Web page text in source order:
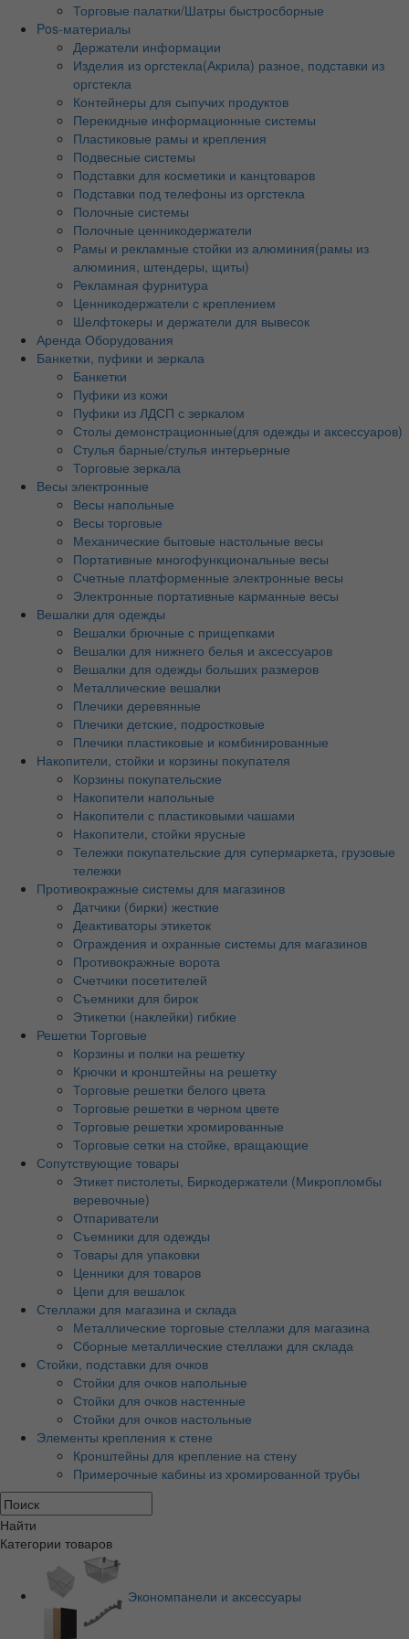
Торговые палатки/Шатры быстросборные
Pos-материалы
Держатели информации
Изделия из оргстекла(Акрила) разное, подставки из
оргстекла
Контейнеры для сыпучих продуктов
Перекидные информационные системы
Пластиковые рамы и крепления
Подвесные системы
Подставки для косметики и канцтоваров
Подставки под телефоны из оргстекла
Полочные системы
Полочные ценникодержатели
Рамы и рекламные стойки из алюминия(рамы из
алюминия, штендеры, щиты)
Рекламная фурнитура
Ценникодержатели с креплением
Шелфтокеры и держатели для вывесок
Аренда Оборудования
Банкетки, пуфики и зеркала
Банкетки
Пуфики из кожи
Пуфики из ЛДСП с зеркалом
Столы демонстрационные(для одежды и аксессуаров)
Стулья барные/стулья интерьерные
Торговые зеркала
Весы электронные
Весы напольные
Весы торговые
Механические бытовые настольные весы
Портативные многофункциональные весы
Счетные платформенные электронные весы
Электронные портативные карманные весы
Вешалки для одежды
Вешалки брючные с прищепками
Вешалки для нижнего белья и аксессуаров
Вешалки для одежды больших размеров
Металлические вешалки
Плечики деревянные
Плечики детские, подростковые
Плечики пластиковые и комбинированные
Накопители, стойки и корзины покупателя
Корзины покупательские
Накопители напольные
Накопители с пластиковыми чашами
Накопители, стойки ярусные
Тележки покупательские для супермаркета, грузовые
тележки
Противокражные системы для магазинов
Датчики (бирки) жесткие
Деактиваторы этикеток
Ограждения и охранные системы для магазинов
Противокражные ворота
Счетчики посетителей
Съемники для бирок
Этикетки (наклейки) гибкие
Решетки Торговые
Корзины и полки на решетку
Крючки и кронштейны на решетку
Торговые решетки белого цвета
Торговые решетки в черном цвете
Торговые решетки хромированные
Торговые сетки на стойке, вращающие
Сопутствующие товары
Этикет пистолеты, Биркодержатели (Микропломбы
веревочные)
Отпариватели
Съемники для одежды
Товары для упаковки
Ценники для товаров
Цепи для вешалок
Стеллажи для магазина и склада
Металлические торговые стеллажи для магазина
Сборные металлические стеллажи для склада
Стойки, подставки для очков
Стойки для очков напольные
Стойки для очков настенные
Стойки для очков настольные
Элементы крепления к стене
Кронштейны для крепление на стену
Примерочные кабины из хромированной трубы
Найти
Категории товаров
Экономпанели и аксессуары